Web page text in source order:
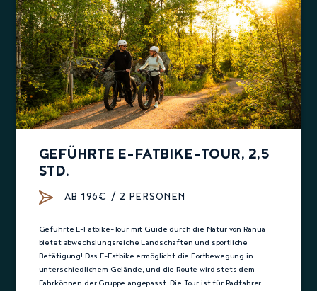
GEFÜHRTE E-FATBIKE-TOUR, 2,5
STD.
AB 196€ / 2 PERSONEN
Geführte E-Fatbike-Tour mit Guide durch die Natur von Ranua
bietet abwechslungsreiche Landschaften und sportliche
Betätigung! Das E-Fatbike ermöglicht die Fortbewegung in
unterschiedlichem Gelände, und die Route wird stets dem
Fahrkönnen der Gruppe angepasst. Die Tour ist für Radfahrer